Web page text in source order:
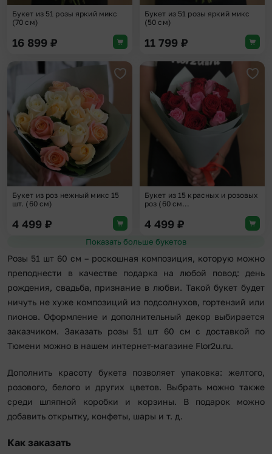
Букет из 51 розы яркий микс
(70 см)
16 899 ₽
Букет из 51 розы яркий микс
(50 см)
11 799 ₽
Добавить в избранное
Букет из роз нежный микс 15
шт. (60 см)
4 499 ₽
Букет из 15 красных и розовых
роз (60 см...
4 499 ₽
Показать больше букетов
Розы 51 шт 60 см – роскошная композиция, которую можно
преподнести в качестве подарка на любой повод: день
рождения, свадьба, признание в любви. Такой букет будет
ничуть не хуже композиций из подсолнухов, гортензий или
пионов. Оформление и дополнительный декор выбирается
заказчиком. Заказать розы 51 шт 60 см с доставкой по
Тюмени можно в нашем интернет-магазине Flor2u.ru.
Дополнить красоту букета позволяет упаковка: желтого,
розового, белого и других цветов. Выбрать можно также
среди шляпной коробки и корзины. В подарок можно
добавить открытку, конфеты, шары и т. д.
Как заказать